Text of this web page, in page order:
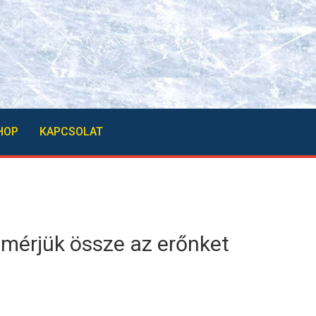
KAPCSOLAT
össze az erőnket